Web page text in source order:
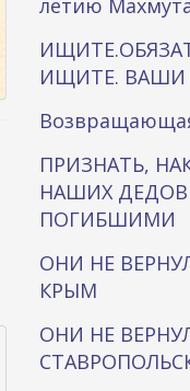
летию
ИЩИТЕ. ВАШИ
ПРИЗНАТЬ,
НАШИХ ДЕДОВ
ПОГИБШИМИ
ОНИ НЕ
КРЫМ
ОНИ НЕ